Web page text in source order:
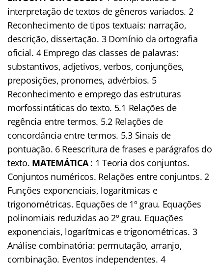
interpretação de textos de gêneros variados. 2
Reconhecimento de tipos textuais: narração,
descrição, dissertação. 3 Domínio da ortografia
oficial. 4 Emprego das classes de palavras:
substantivos, adjetivos, verbos, conjunções,
preposições, pronomes, advérbios. 5
Reconhecimento e emprego das estruturas
morfossintáticas do texto. 5.1 Relações de
regência entre termos. 5.2 Relações de
concordância entre termos. 5.3 Sinais de
pontuação. 6 Reescritura de frases e parágrafos do
texto. MATEMÁTICA : 1 Teoria dos conjuntos.
Conjuntos numéricos. Relações entre conjuntos. 2
Funções exponenciais, logarítmicas e
trigonométricas. Equações de 1º grau. Equações
polinomiais reduzidas ao 2º grau. Equações
exponenciais, logarítmicas e trigonométricas. 3
Análise combinatória: permutação, arranjo,
combinação. Eventos independentes. 4